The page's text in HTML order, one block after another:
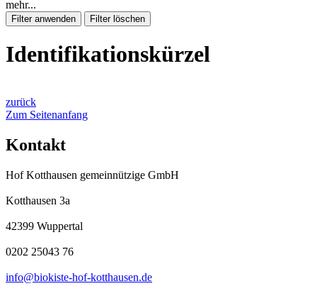
mehr...
Identifikationskürzel
zurück
Zum Seitenanfang
Kontakt
Hof Kotthausen gemeinnützige GmbH
Kotthausen 3a
42399 Wuppertal
0202 25043 76
info@biokiste-hof-kotthausen.de